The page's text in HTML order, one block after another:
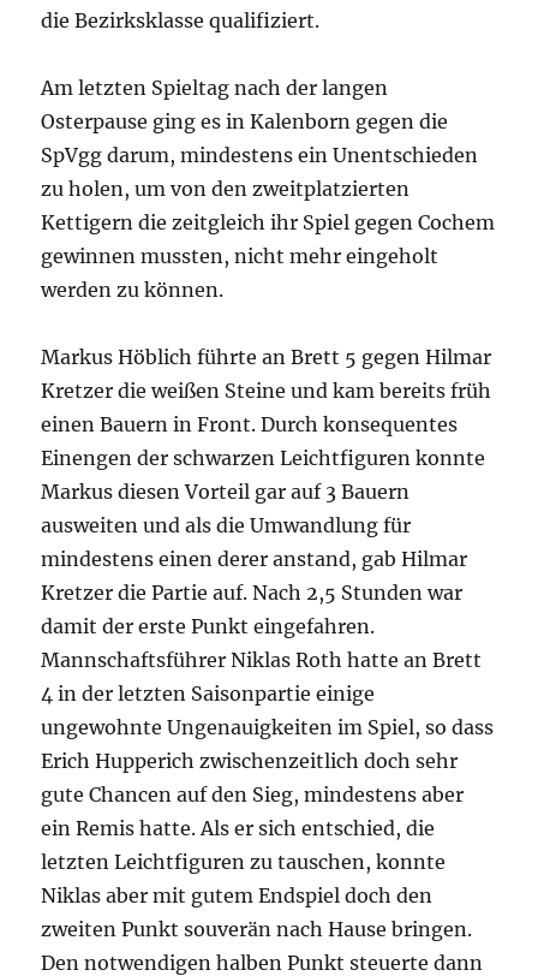
die Bezirksklasse qualifiziert.
Am letzten Spieltag nach der langen
Osterpause ging es in Kalenborn gegen die
SpVgg darum, mindestens ein Unentschieden
zu holen, um von den zweitplatzierten
Kettigern die zeitgleich ihr Spiel gegen Cochem
gewinnen mussten, nicht mehr eingeholt
werden zu können.
Markus Höblich führte an Brett 5 gegen Hilmar
Kretzer die weißen Steine und kam bereits früh
einen Bauern in Front. Durch konsequentes
Einengen der schwarzen Leichtfiguren konnte
Markus diesen Vorteil gar auf 3 Bauern
ausweiten und als die Umwandlung für
mindestens einen derer anstand, gab Hilmar
Kretzer die Partie auf. Nach 2,5 Stunden war
damit der erste Punkt eingefahren.
Mannschaftsführer Niklas Roth hatte an Brett
4 in der letzten Saisonpartie einige
ungewohnte Ungenauigkeiten im Spiel, so dass
Erich Hupperich zwischenzeitlich doch sehr
gute Chancen auf den Sieg, mindestens aber
ein Remis hatte. Als er sich entschied, die
letzten Leichtfiguren zu tauschen, konnte
Niklas aber mit gutem Endspiel doch den
zweiten Punkt souverän nach Hause bringen.
Den notwendigen halben Punkt steuerte dann